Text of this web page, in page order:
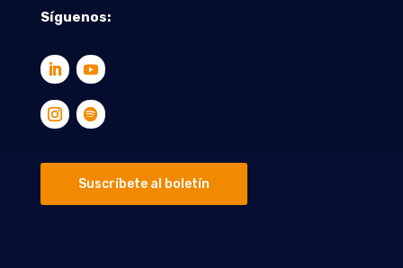
Síguenos:
Suscríbete al boletín